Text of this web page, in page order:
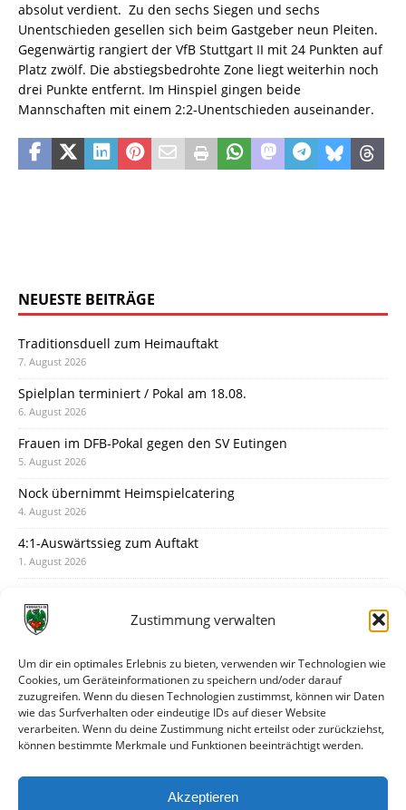
Zustimmung verwalten
Um dir ein optimales Erlebnis zu bieten, verwenden wir Technologien wie
Cookies, um Geräteinformationen zu speichern und/oder darauf
zuzugreifen. Wenn du diesen Technologien zustimmst, können wir Daten
wie das Surfverhalten oder eindeutige IDs auf dieser Website
verarbeiten. Wenn du deine Zustimmung nicht erteilst oder zurückziehst,
können bestimmte Merkmale und Funktionen beeinträchtigt werden.
Akzeptieren
absolut verdient. Zu den sechs Siegen und sechs
Unentschieden gesellen sich beim Gastgeber neun Pleiten.
Gegenwärtig rangiert der VfB Stuttgart II mit 24 Punkten auf
Platz zwölf. Die abstiegsbedrohte Zone liegt weiterhin noch
drei Punkte entfernt. Im Hinspiel gingen beide
Mannschaften mit einem 2:2-Unentschieden auseinander.
NEUESTE BEITRÄGE
Traditionsduell zum Heimauftakt
7. August 2026
Spielplan terminiert / Pokal am 18.08.
6. August 2026
Frauen im DFB-Pokal gegen den SV Eutingen
5. August 2026
Nock übernimmt Heimspielcatering
4. August 2026
4:1-Auswärtssieg zum Auftakt
1. August 2026
31. Juli 2026
30. Juli 2026
Deine Spielminute: 89+1
28. Juli 2026
Neuer Rückensponsor
Neue Podcast-Folge: So tickt Björn!